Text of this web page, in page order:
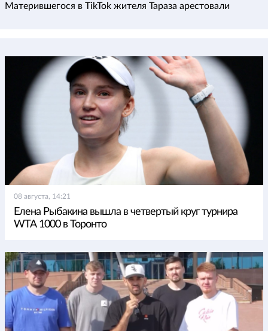
Матерившегося в TikTok жителя Тараза арестовали
08 августа, 14:21
Елена Рыбакина вышла в четвертый круг турнира
WTA 1000 в Торонто